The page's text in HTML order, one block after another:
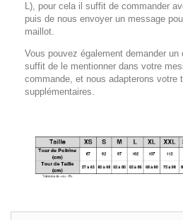
L), pour cela il suffit de commander
puis de nous envoyer un message
maillot.
Vous pouvez également demander
suffit de le mentionner dans votre
commande, et nous adapterons votre
supplémentaires.